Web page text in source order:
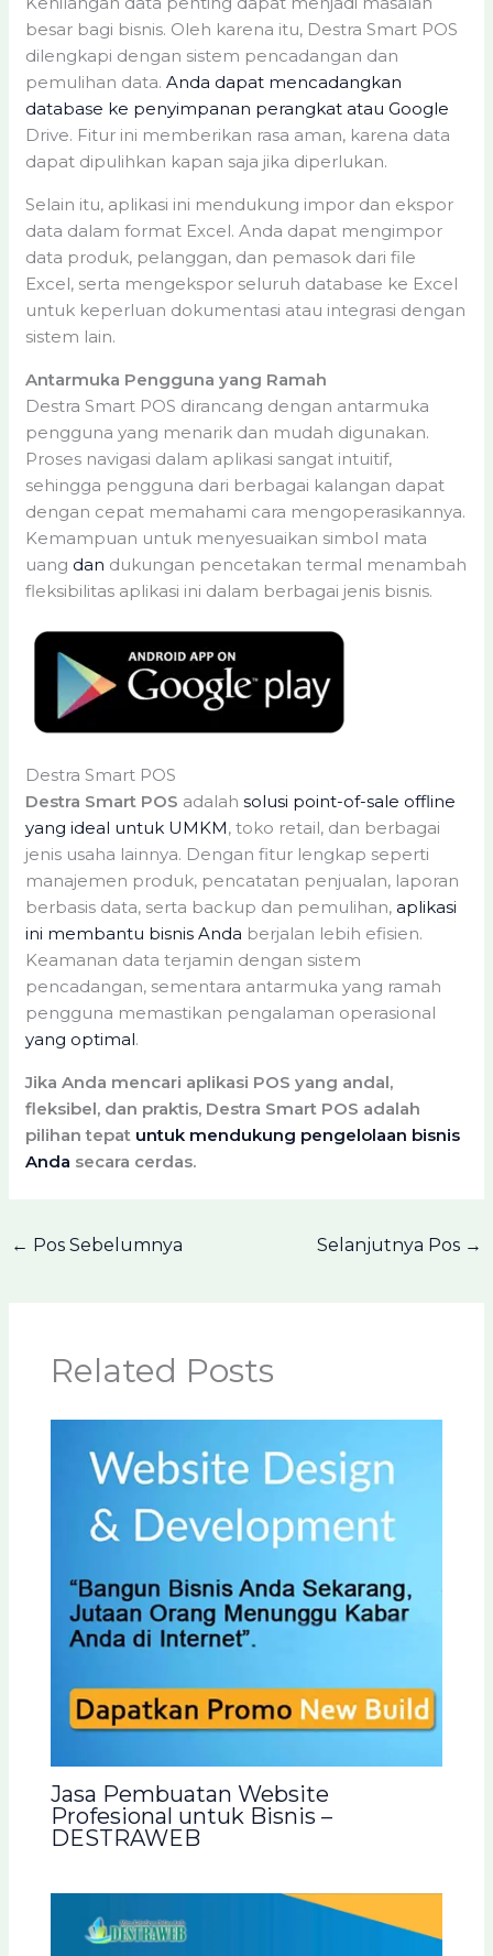
besar bagi bisnis. Oleh karena itu, Destra Smart POS
dilengkapi dengan sistem pencadangan dan
pemulihan data.Anda dapat mencadangkan
database ke penyimpanan perangkat atau Google
Drive. Fitur ini memberikan rasa aman, karena data
dapat dipulihkan kapan saja jika diperlukan.
Selain itu, aplikasi ini mendukung impor dan ekspor
data dalam format Excel. Anda dapat mengimpor
data produk, pelanggan, dan pemasok dari file
Excel, serta mengekspor seluruh database ke Excel
untuk keperluan dokumentasi atau integrasi dengan
sistem lain.
Antarmuka Pengguna yang Ramah
Destra Smart POS dirancang dengan antarmuka
pengguna yang menarik dan mudah digunakan.
Proses navigasi dalam aplikasi sangat intuitif,
sehingga pengguna dari berbagai kalangan dapat
dengan cepat memahami cara mengoperasikannya.
Kemampuan untuk menyesuaikan simbol mata
uang dan dukungan pencetakan termal menambah
fleksibilitas aplikasi ini dalam berbagai jenis bisnis.
Destra Smart POS
Destra Smart POS adalahsolusi point-of-sale offline
yang ideal untuk UMKM, toko retail, dan berbagai
jenis usaha lainnya. Dengan fitur lengkap seperti
manajemen produk, pencatatan penjualan, laporan
berbasis data, serta backup dan pemulihan, aplikasi
ini membantu bisnis Anda berjalan lebih efisien.
Keamanan data terjamin dengan sistem
pencadangan, sementara antarmuka yang ramah
pengguna memastikan pengalaman operasional
yang optimal.
Jika Anda mencari aplikasi POS yang andal,
fleksibel, dan praktis, Destra Smart POS adalah
pilihan tepat untuk mendukung pengelolaan bisnis
Anda secara cerdas.
← Pos Sebelumnya Selanjutnya Pos →
Related Posts
Jasa Pembuatan Website
Profesional untuk Bisnis –
DESTRAWEB